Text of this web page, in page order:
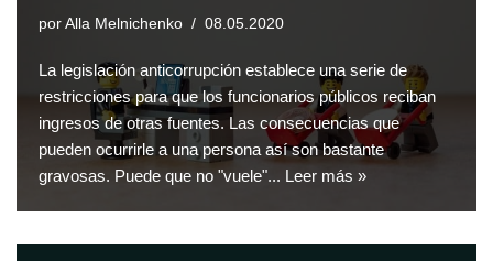
por Alla Melnichenko 08.05.2020
La legislación anticorrupción establece una serie de
restricciones para que los funcionarios públicos reciban
ingresos de otras fuentes. Las consecuencias que
pueden ocurrirle a una persona así son bastante
gravosas. Puede que no "vuele"... Leer más »